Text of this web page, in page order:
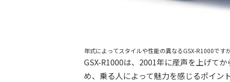
年式によってスタイルや性能の異なるGSX-R1000で
GSX-R1000は、2001年に産声を上げて
め、乗る人によって魅力を感じるポイン